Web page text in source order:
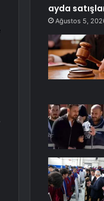
ayda
Ağustos 5,